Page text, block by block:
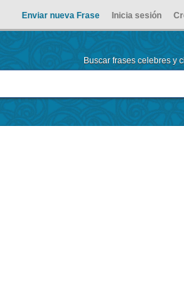
Enviar nueva Frase Inicia sesión
Buscar frases celebres y